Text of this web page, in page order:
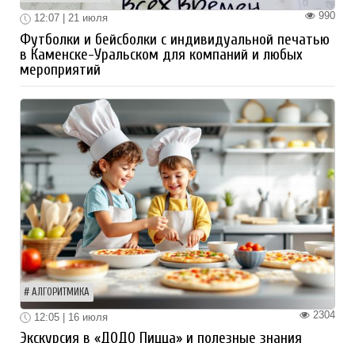
990
12:07 | 21 июля
Футболки и бейсболки с индивидуальной печатью
в Каменске-Уральском для компаний и любых
мероприятий
АЛГОРИТМИКА
2304
12:05 | 16 июля
Экскурсия в «ДОДО Пицца» и полезные знания